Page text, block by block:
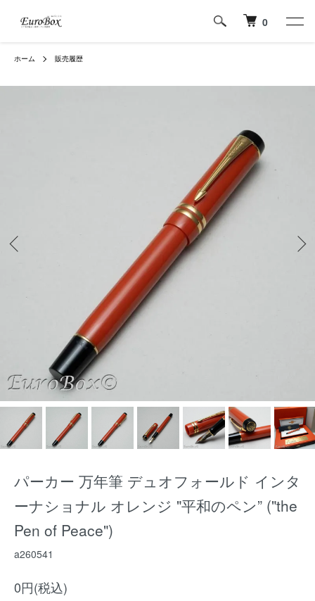
0
ホーム 販売履歴
パーカー 万年筆 デュオフォールド インタ
ーナショナル オレンジ "平和のペン” ("the
Pen of Peace")
a260541
0円(税込)